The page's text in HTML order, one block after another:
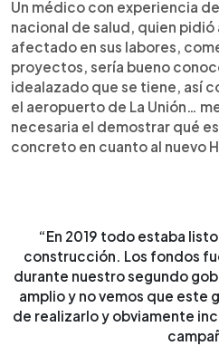
Un médico con experiencia
nacional de salud, quien pidió
afectado en sus labores,
proyectos, sería bueno
idealazado que se tiene, así
el aeropuerto de La Unión…
necesaria el demostrar qué
concreto en cuanto al nuevo
“En 2019 todo estaba
construcción. Los fondos
durante nuestro segundo
amplio y no vemos que este
de realizarlo y obviamente